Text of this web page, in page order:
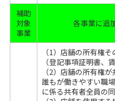
補助
対象
事業
各事業に追
（1）店舗の所有権
（登記事項証明書、
（2）店舗の所有権
誰もが働きやすい職
に係る共有者全員の